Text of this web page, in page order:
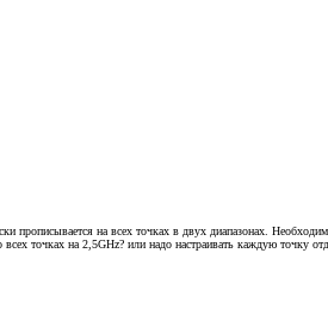
на всех точках в двух диапазонах.
точках на 2,5GHz? или надо настраивать каждую точку